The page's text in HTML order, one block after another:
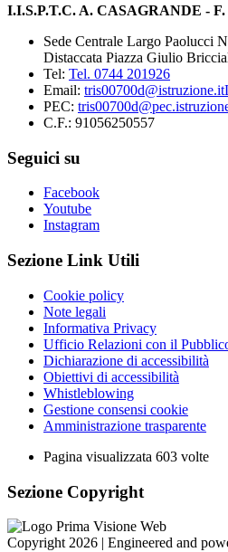
I.I.S.P.T.C. A. CASAGRANDE -
Sede Centrale Largo Paolucci
Distaccata Piazza Giulio
Tel: Tel. 0744 201926
Email: tris00700d@istruzione.it
PEC:
C.F.: 91056250557
Seguici su
Facebook
Youtube
Instagram
Sezione Link Utili
Cookie policy
Note legali
Informativa Privacy
Ufficio Relazioni con il
Dichiarazione di accessibilità
Obiettivi di accessibilità
Whistleblowing
Gestione consensi cookie
Amministrazione trasparente
Pagina visualizzata 603 volte
Sezione Copyright
Copyright 2026 | Engineered and